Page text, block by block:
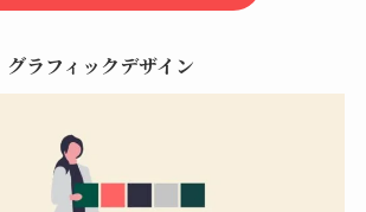
グラフィックデザイン